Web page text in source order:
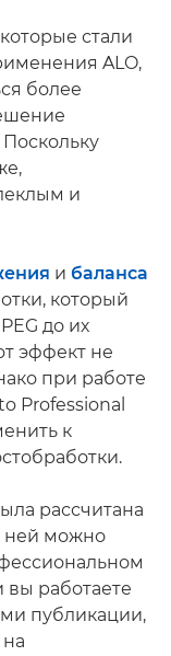
стали
ALO,
более
и
и баланса
который
до их
эффект не
при работе
Professional
к
рассчитана
ней можно
вы работаете
публикации,